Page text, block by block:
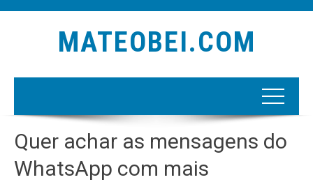
MATEOBEI.COM
Quer achar as mensagens do
WhatsApp com mais